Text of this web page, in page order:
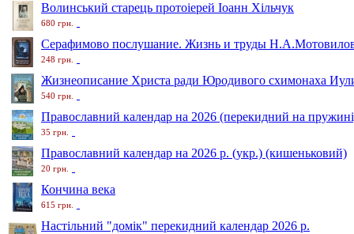
Волинський старець протоіерей Іоанн Хільчук
680 грн.
Серафимово послушание. Жизнь и труды
248 грн.
Жизнеописание Христа ради Юродивого схимонаха
540 грн.
Православний календар на 2026 (перекидний на
35 грн.
Православний календар на 2026 р. (укр.) (кишеньковий)
20 грн.
Кончина века
615 грн.
Настільний "домік" перекидний календар 2026 р.